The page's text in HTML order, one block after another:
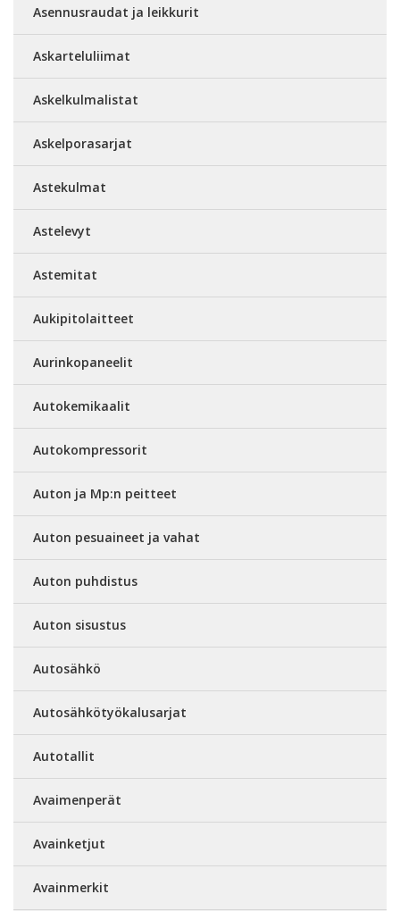
Asennusraudat ja leikkurit
Askarteluliimat
Askelkulmalistat
Askelporasarjat
Astekulmat
Astelevyt
Astemitat
Aukipitolaitteet
Aurinkopaneelit
Autokemikaalit
Autokompressorit
Auton ja Mp:n peitteet
Auton pesuaineet ja vahat
Auton puhdistus
Auton sisustus
Autosähkö
Autosähkötyökalusarjat
Autotallit
Avaimenperät
Avainketjut
Avainmerkit